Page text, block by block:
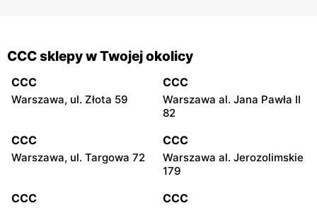
CCC sklepy w Twojej okolicy
CCC
Warszawa, ul. Złota 59
CCC
Warszawa al. Jana Pawła II
82
CCC
Warszawa, ul. Targowa 72
CCC
Warszawa al. Jerozolimskie
179
CCC CCC